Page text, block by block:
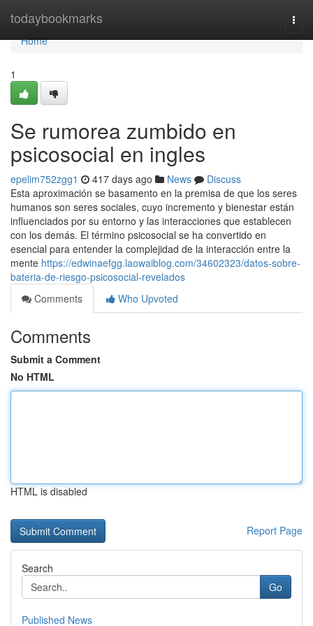
todaybookmarks
Home
Home
1
Se rumorea zumbido en
psicosocial en ingles
epelim752zgg1 417 days ago News
Discuss
Esta aproximación se basamento en la premisa de que los seres
humanos son seres sociales, cuyo incremento y bienestar están
influenciados por su entorno y las interacciones que establecen
con los demás. El término psicosocial se ha convertido en
esencial para entender la complejidad de la interacción entre la
mente https://edwinaefgg.laowaiblog.com/34602323/datos-sobre-
bateria-de-riesgo-psicosocial-revelados
Comments
Who Upvoted
Comments
Submit a Comment
No HTML
HTML is disabled
Report Page
Search
Go
Published News